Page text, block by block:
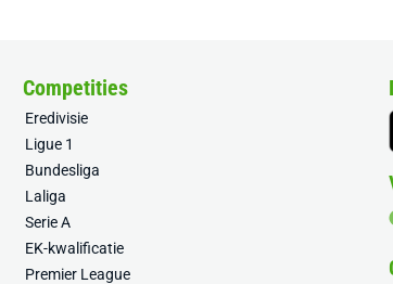
Competities
Eredivisie
Ligue 1
Bundesliga
Laliga
Serie A
EK-kwalificatie
Premier League